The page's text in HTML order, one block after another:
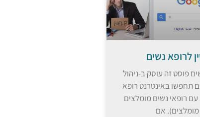
לרופא נשים
פוסט זה עוסק ב-ניהול
תחפשו באינטרנט רופא
רופאי נשים מומלצים
מומלצים). אם